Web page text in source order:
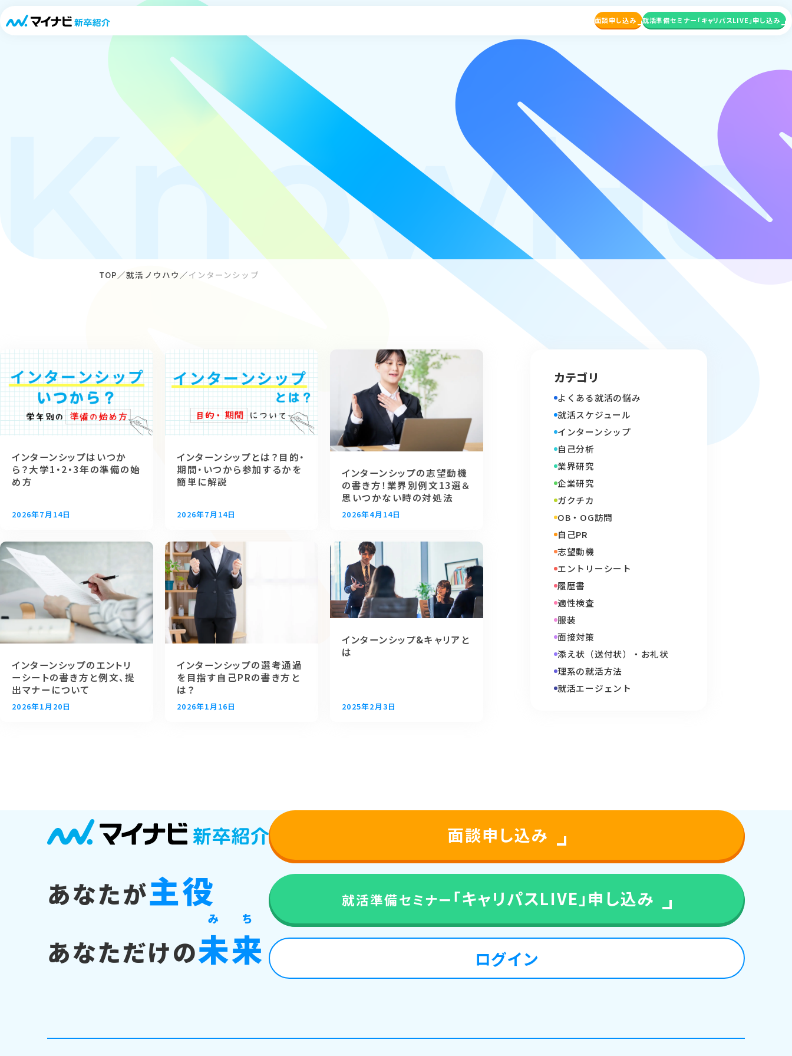
面談申し込み 就活準備セミナー 「キャリパスLIVE」申し込み
TOP 就活ノウハウ インターンシップ
インターンシップはいつか
ら？大学1・2・3年の準備の始
め方
2026年7月14日
インターンシップとは？目的・
期間・いつから参加するかを
簡単に解説
2026年7月14日
インターンシップの志望動機
の書き方！業界別例文13選＆
思いつかない時の対処法
2026年4月14日
インターンシップのエントリ
ーシートの書き方と例文、提
出マナーについて
2026年1月20日
インターンシップの選考通過
を目指す自己PRの書き方と
は？
2026年1月16日
インターンシップ&キャリアと
は
2025年2月3日
カテゴリ
よくある就活の悩み
就活スケジュール
インターンシップ
自己分析
業界研究
企業研究
ガクチカ
OB・OG訪問
自己PR
志望動機
エントリーシート
履歴書
適性検査
服装
面接対策
添え状（送付状）・お礼状
理系の就活方法
就活エージェント
あなたが主役
あなただけの未
み
来
ち
面談申し込み
就活準備セミナー 「キャリパスLIVE」申し込み
ログイン